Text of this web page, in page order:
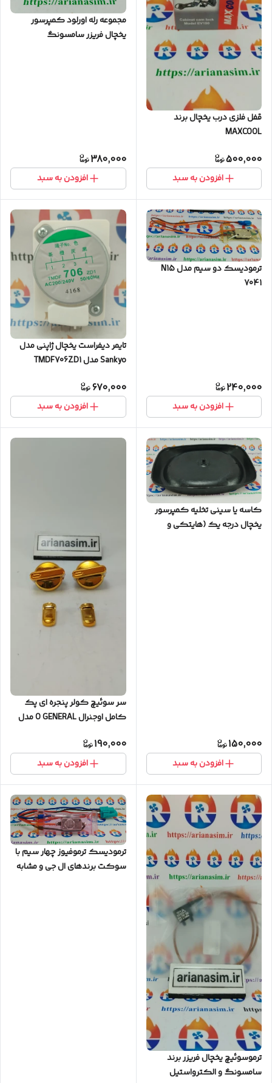
قفل فلزی درب یخچال برند
MAXCOOL
500,000
افزودن به سبد
مجموعه رله اورلود کمپرسور
یخچال فریزر سامسونگ
380,000
افزودن به سبد
ترمودیسک دو سیم مدل N15
7041
240,000
افزودن به سبد
تایمر دیفراست یخچال ژاپنی مدل
Sankyo مدل TMDF706ZD1
670,000
افزودن به سبد
کاسه یا سینی تخلیه کمپرسور
یخچال درجه یک (هایتکی و
150,000
افزودن به سبد
سر سوئیچ کولر پنجره ای پک
کامل اوجنرال O GENERAL مدل
190,000
افزودن به سبد
ترموسوئیچ یخچال فریزر برند
سامسونگ و الکترواستیل
ترمودیسک ترموفیوز چهار سیم با
سوکت برندهای ال جی و مشابه